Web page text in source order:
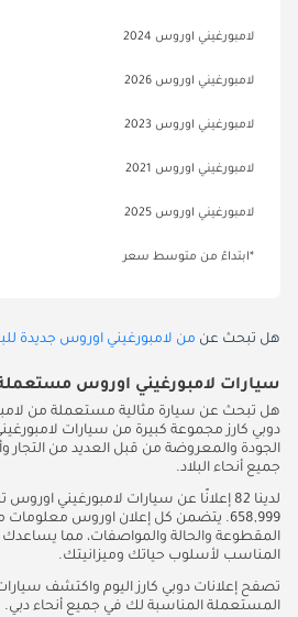
لامبورغيني اوروس 2024
لامبورغيني اوروس 2026
لامبورغيني اوروس 2023
لامبورغيني اوروس 2021
لامبورغيني اوروس 2025
*ابتداءً من متوسط سعر
هل تبحث عن من لامبورغيني اوروس جديدة
سيارات لامبورغيني اوروس
هل تبحث عن سيارة مثالية مستعملة من
دوبي كارز مجموعة كبيرة من سيارات
الجودة والمعروضة من قبل العديد من التجار
جميع أنحاء البلاد.
لدينا 82 إعلانًا عن سيارات لامبورغيني اوروس تبدأ من متوسط سعر
658,999. يتضمن كل إعلان اوروس
المقطوعة والحالة والمواصفات، مما
المناسب لأسلوب حياتك وميزانيتك.
تصفح إعلانات دوبي كارز اليوم واكتشف
المستعملة المناسبة لك في جميع أنحاء دبي.